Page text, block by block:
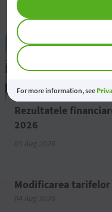
Rezultatele
2026
05 Aug 2026
Modificarea
04 Aug 2026
For more information, see